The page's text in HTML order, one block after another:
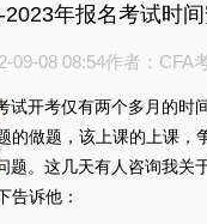
2023年报名考试时
09-08 08:54作者：CFA
试开考仅有两个多月的时
的做题，该上课的上课，
题。这几天有人咨询我关
告诉他：